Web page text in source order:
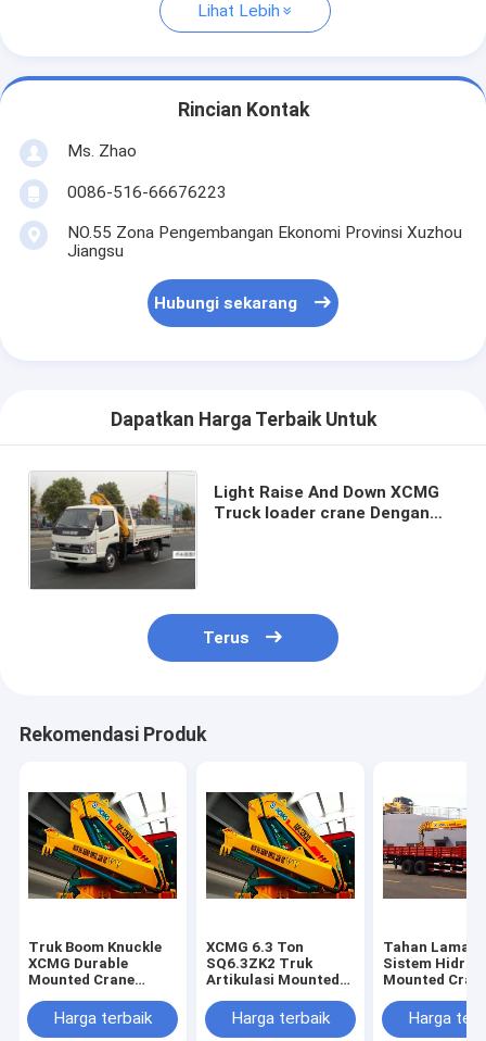
Lihat Lebih
Rincian Kontak
Ms. Zhao
0086-516-66676223
NO.55 Zona Pengembangan Ekonomi Provinsi Xuzhou
Jiangsu
Hubungi sekarang
Dapatkan Harga Terbaik Untuk
Light Raise And Down XCMG
Truck loader crane Dengan
Terus
Rekomendasi Produk
Truk Boom Knuckle
XCMG Durable
Mounted Crane
Untuk Industri
Pertambangan
Harga terbaik
XCMG 6.3 Ton
SQ6.3ZK2 Truk
Artikulasi Mounted
MurahHarga terbaik
Tahan Lama
Sistem
Mounted
Harga